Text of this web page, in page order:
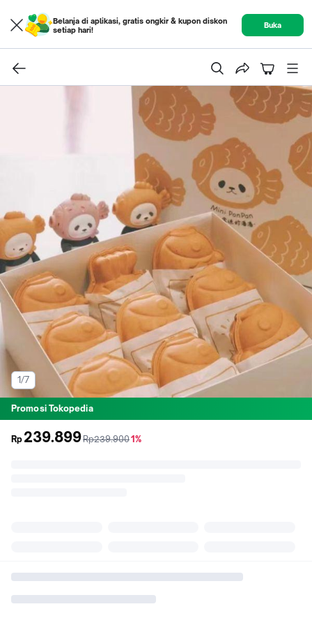
Belanja di aplikasi, gratis ongkir & kupon diskon
setiap hari!
Buka
1/7
Promosi Tokopedia
Rp 239.899sebelum
Rp239.900diskon
1%